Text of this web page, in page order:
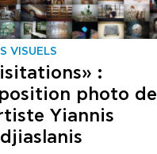
VISUELS
:
photo de
Yiannis